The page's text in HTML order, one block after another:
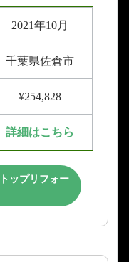
2021年10月
千葉県佐倉市
¥254,828
詳細はこちら
ップリフォー